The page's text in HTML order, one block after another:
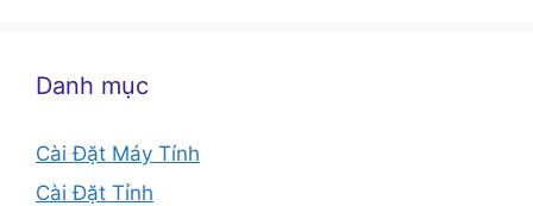
Danh mục
Cài Đặt Máy Tính
Cài Đặt Tỉnh